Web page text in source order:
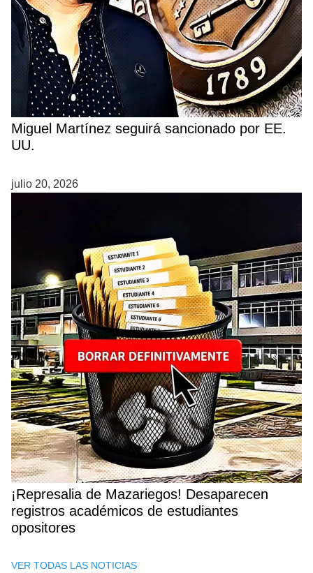
Miguel Martínez seguirá sancionado por EE.
UU.
julio 20, 2026
¡Represalia de Mazariegos! Desaparecen
registros académicos de estudiantes
opositores
VER TODAS LAS NOTICIAS